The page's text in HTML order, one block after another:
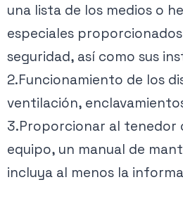
una lista de los medios o
especiales
seguridad, así como sus
2.Funcionamiento de los
ventilación,
3.Proporcionar al tenedor
equipo, un manual de
incluya al menos la